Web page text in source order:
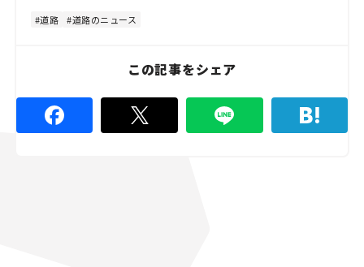
%
道路 道路のニュース
この記事をシェア